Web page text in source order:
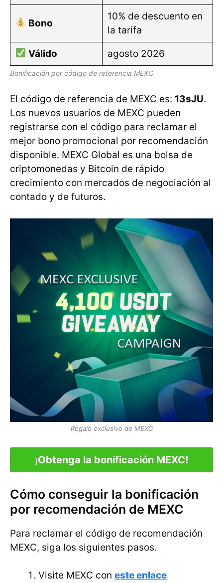
Bono
10% de descuento en
la tarifa
Válido agosto 2026
Bonificación por código de referencia MEXC
El código de referencia de MEXC es: 13sJU.
Los nuevos usuarios de MEXC pueden
registrarse con el código para reclamar el
mejor bono promocional por recomendación
disponible. MEXC Global es una bolsa de
criptomonedas y Bitcoin de rápido
crecimiento con mercados de negociación al
contado y de futuros.
Regalo exclusivo de MEXC
¡Obtenga la bonificación MEXC!
Cómo conseguir la bonificación
por recomendación de MEXC
Para reclamar el código de recomendación
MEXC, siga los siguientes pasos.
Visite MEXC con este enlace